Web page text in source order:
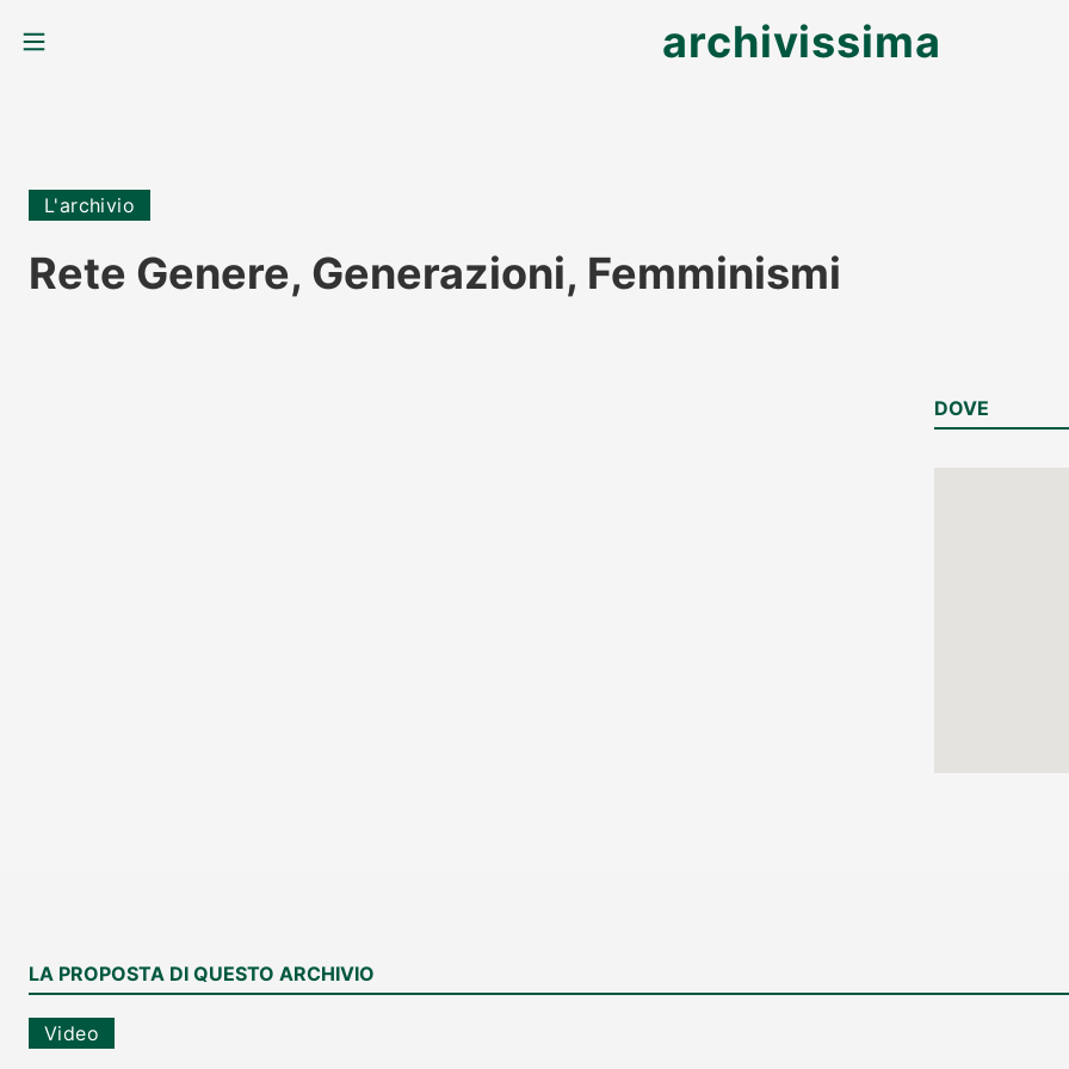
MENU archivissima
L'archivio
Rete Genere, Generazioni, Femminismi
DOVE
LA PROPOSTA DI QUESTO ARCHIVIO
Video